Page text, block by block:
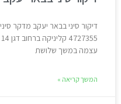
עצמה במשך שלושת
המשך קריאה »